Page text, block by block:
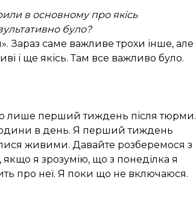
в основному про якісь
було?
Зараз саме важливе трохи інше, але
і ще якісь. Там все важливо було.
лише перший тиждень після тюрми.
в день. Я перший тиждень
живими. Давайте розберемося з
я зрозумію, що з понеділка я
про неї. Я поки що не включаюся.